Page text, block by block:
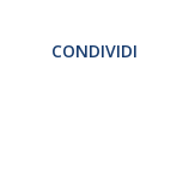
CONDIVIDI